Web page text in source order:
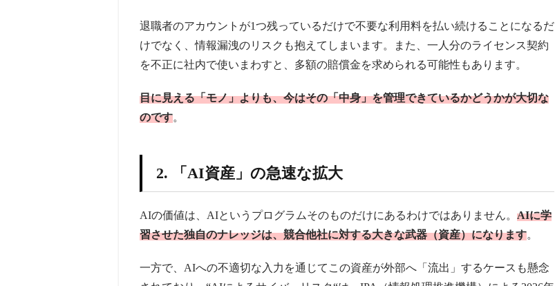
退職者のアカウントが1つ残っているだけで不要な利用料を払い続けることになるだ
けでなく、情報漏洩のリスクも抱えてしまいます。また、一人分のライセンス契約
を不正に社内で使いまわすと、多額の賠償金を求められる可能性もあります。
目に見える「モノ」よりも、今はその「中身」を管理できているかどうかが大切な
のです。
2. 「AI資産」の急速な拡大
AIの価値は、AIというプログラムそのものだけにあるわけではありません。 AIに学
習させた独自のナレッジは、競合他社に対する大きな武器（資産）になります。
一方で、AIへの不適切な入力を通じてこの資産が外部へ「流出」するケースも懸念